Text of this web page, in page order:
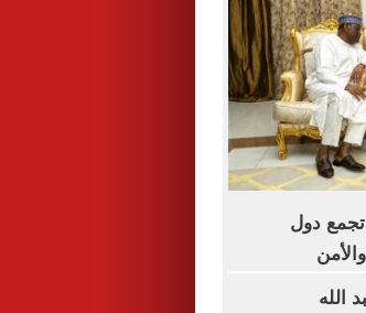
تجمع دول
الله